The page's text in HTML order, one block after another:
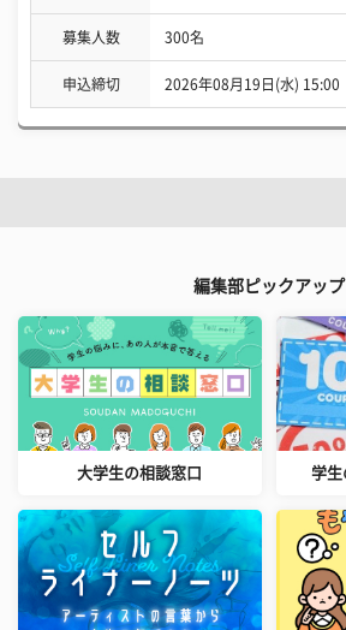
募集人数 300名
申込締切 2026年08月19日(水) 15:00
編集部ピックアップ
大学生の相談窓口 学生